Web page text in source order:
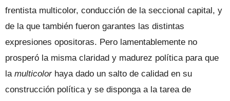
frentista multicolor, conducción de la seccional capital, y
de la que también fueron garantes las distintas
expresiones opositoras. Pero lamentablemente no
prosperó la misma claridad y madurez política para que
la multicolorhaya dado un salto de calidad en su
construcción política y se disponga a la tarea de